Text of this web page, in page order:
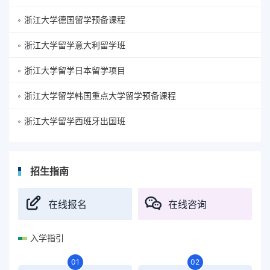
浙江大学德国留学预备课程
浙江大学留学意大利留学班
浙江大学留学日本留学项目
浙江大学留学韩国重点大学留学预备课程
浙江大学留学西班牙出国班
招生指南
在线报名 在线咨询
入学指引
01 02